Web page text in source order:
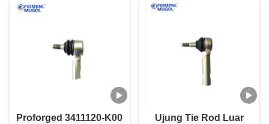
Proforged 3411120-K00
Ujung Tie Rod Luar